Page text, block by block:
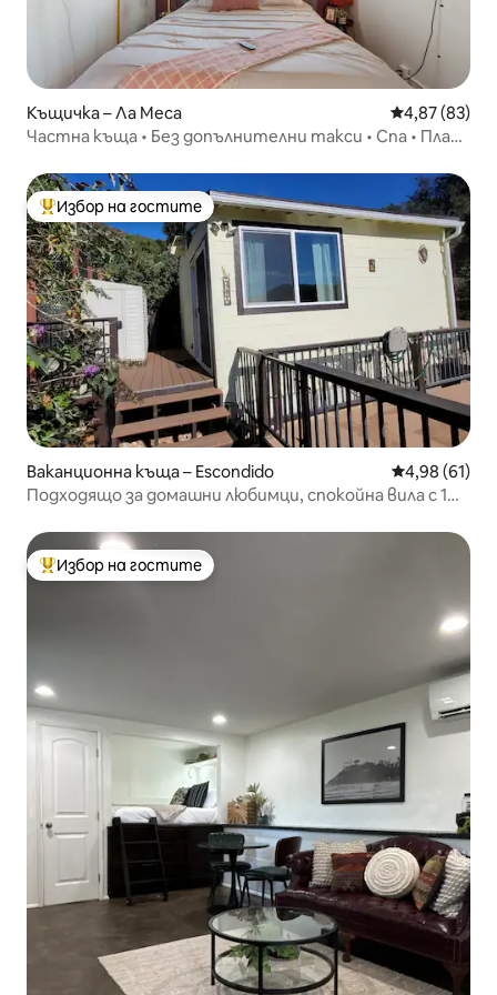
Къщичка – Ла Меса Средна
4,87 (83)
Частна къща • Без допълнителни такси • Спа • Плаж
Най-популярен избор на гостите
Избор на гостите
Ваканционна къща – Escondido Средна
4,98 (61)
Подходящо за домашни любимци, спокойна вила с 1
Най-популярен избор на гостите
Избор на гостите